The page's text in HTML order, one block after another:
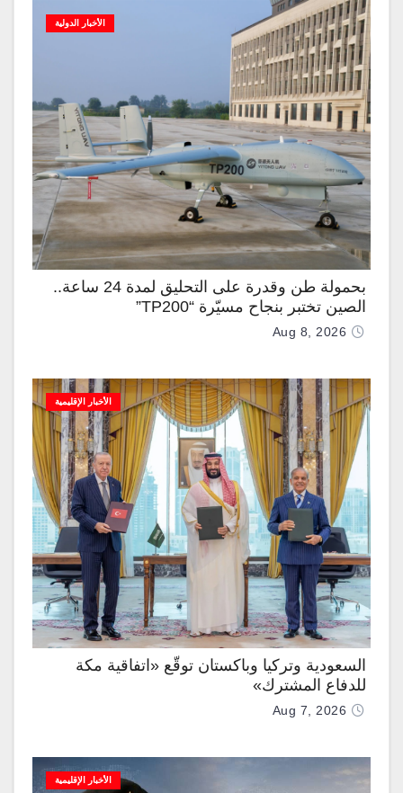
الأخبار الدولية
بحمولة طن وقدرة على التحليق لمدة 24 ساعة..
الصين تختبر بنجاح مسيّرة “TP200”
Aug 8, 2026
الأخبار الإقليمية
السعودية وتركيا وباكستان توقّع «اتفاقية مكة
للدفاع المشترك»
Aug 7, 2026
الأخبار الإقليمية